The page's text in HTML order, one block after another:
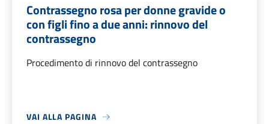
Contrassegno rosa per donne gravide o
con figli fino a due anni: rinnovo del
contrassegno
Procedimento di rinnovo del contrassegno
VAI ALLA PAGINA